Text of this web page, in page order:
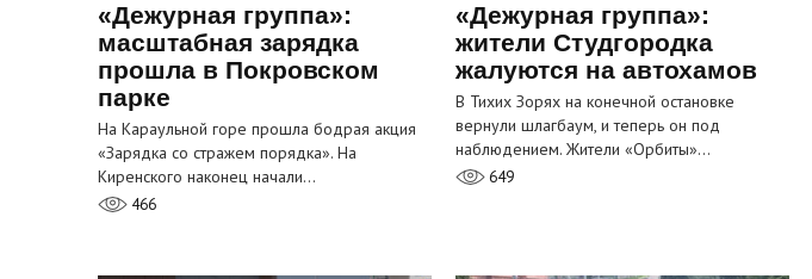
«Дежурная группа»:
масштабная зарядка
прошла в Покровском
парке
На Караульной горе прошла бодрая акция
«Зарядка со стражем порядка». На
Киренского наконец начали…
466
«Дежурная группа»:
жители Студгородка
жалуются на автохамов
В Тихих Зорях на конечной остановке
вернули шлагбаум, и теперь он под
наблюдением. Жители «Орбиты»…
649